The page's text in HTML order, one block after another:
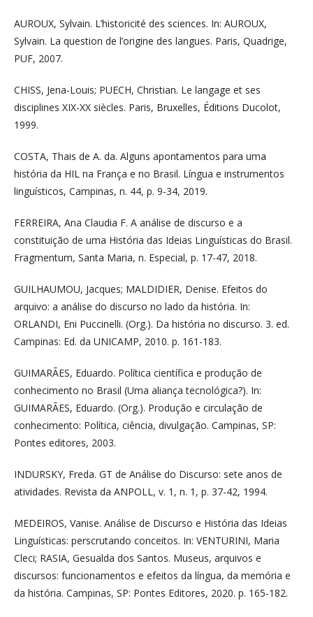
AUROUX, Sylvain. L’historicité des sciences. In: AUROUX,
Sylvain. La question de l’origine des langues. Paris, Quadrige,
PUF, 2007.
CHISS, Jena-Louis; PUECH, Christian. Le langage et ses
disciplines XIX-XX siècles. Paris, Bruxelles, Éditions Ducolot,
1999.
COSTA, Thais de A. da. Alguns apontamentos para uma
história da HIL na França e no Brasil. Língua e instrumentos
linguísticos, Campinas, n. 44, p. 9-34, 2019.
FERREIRA, Ana Claudia F. A análise de discurso e a
constituição de uma História das Ideias Linguísticas do Brasil.
Fragmentum, Santa Maria, n. Especial, p. 17-47, 2018.
GUILHAUMOU, Jacques; MALDIDIER, Denise. Efeitos do
arquivo: a análise do discurso no lado da história. In:
ORLANDI, Eni Puccinelli. (Org.). Da história no discurso. 3. ed.
Campinas: Ed. da UNICAMP, 2010. p. 161-183.
GUIMARÃES, Eduardo. Política científica e produção de
conhecimento no Brasil (Uma aliança tecnológica?). In:
GUIMARÃES, Eduardo. (Org.). Produção e circulação de
conhecimento: Política, ciência, divulgação. Campinas, SP:
Pontes editores, 2003.
INDURSKY, Freda. GT de Análise do Discurso: sete anos de
atividades. Revista da ANPOLL, v. 1, n. 1, p. 37-42, 1994.
MEDEIROS, Vanise. Análise de Discurso e História das Ideias
Linguísticas: perscrutando conceitos. In: VENTURINI, Maria
Cleci; RASIA, Gesualda dos Santos. Museus, arquivos e
discursos: funcionamentos e efeitos da língua, da memória e
da história. Campinas, SP: Pontes Editores, 2020. p. 165-182.